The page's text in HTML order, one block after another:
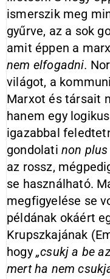
ismerszik meg
gyűrve, az a sok
amit éppen a
nem elfogadni.
világot, a
Marxot és társait
hanem egy
igazabbal
gondolati non plus
az rossz,
se használható.
megfigyelése se
példának okáért
Krupszkajának
hogy „csukj a be
mert ha nem